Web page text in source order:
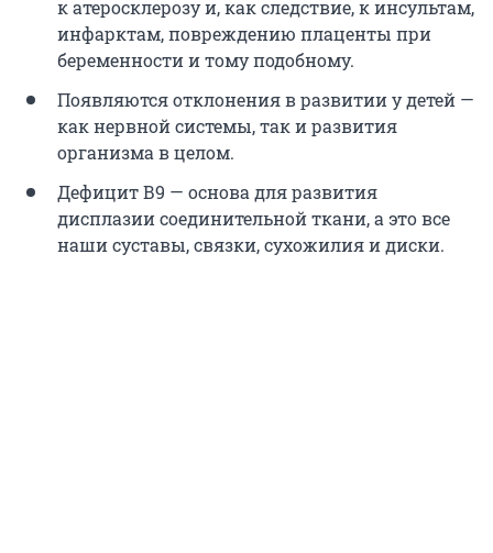
к атеросклерозу и, как следствие, к инсультам,
инфарктам, повреждению плаценты при
беременности и тому подобному.
Появляются отклонения в развитии у детей —
как нервной системы, так и развития
организма в целом.
Дефицит В9 — основа для развития
дисплазии соединительной ткани, а это все
наши суставы, связки, сухожилия и диски.